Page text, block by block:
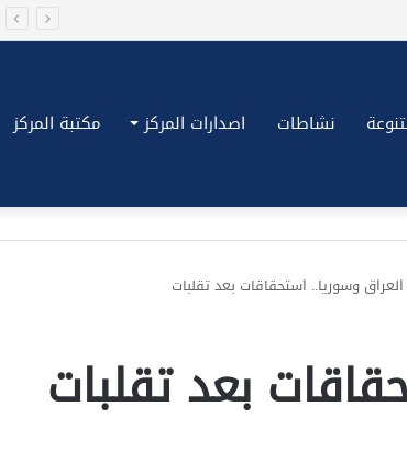
نشاطات اصدارات المركز مكتبة المركز
العراق وسوريا.. استحقاقات بعد تقلبات
بعد تقلبات